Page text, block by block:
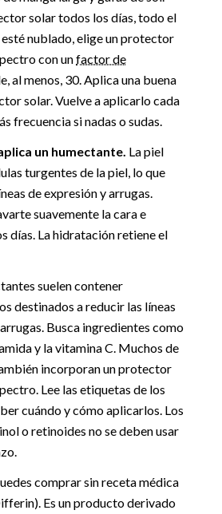
solar todos los días, todo el
esté nublado, elige un protector
con unfactor de
al menos, 30. Aplica una buena
solar. Vuelve a aplicarlo cada
frecuencia si nadas o sudas.
un humectante. La piel
turgentes de la piel, lo que
de expresión y arrugas.
suavemente la cara e
días. La hidratación retiene el
suelen contener
destinados a reducir las líneas
Busca ingredientes como
y la vitamina C. Muchos de
incorporan un protector
Lee las etiquetas de los
cuándo y cómo aplicarlos. Los
o retinoides no se deben usar
comprar sin receta médica
Es un producto derivado